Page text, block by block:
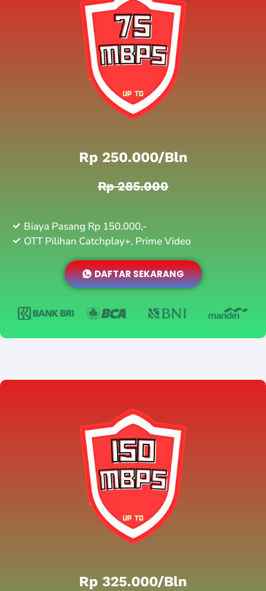
Rp 250.000/bln
Rp 285.000
Biaya Pasang Rp 150.000,-
OTT Pilihan Catchplay+, Prime Video
DAFTAR SEKARANG
Rp 325.000/bln